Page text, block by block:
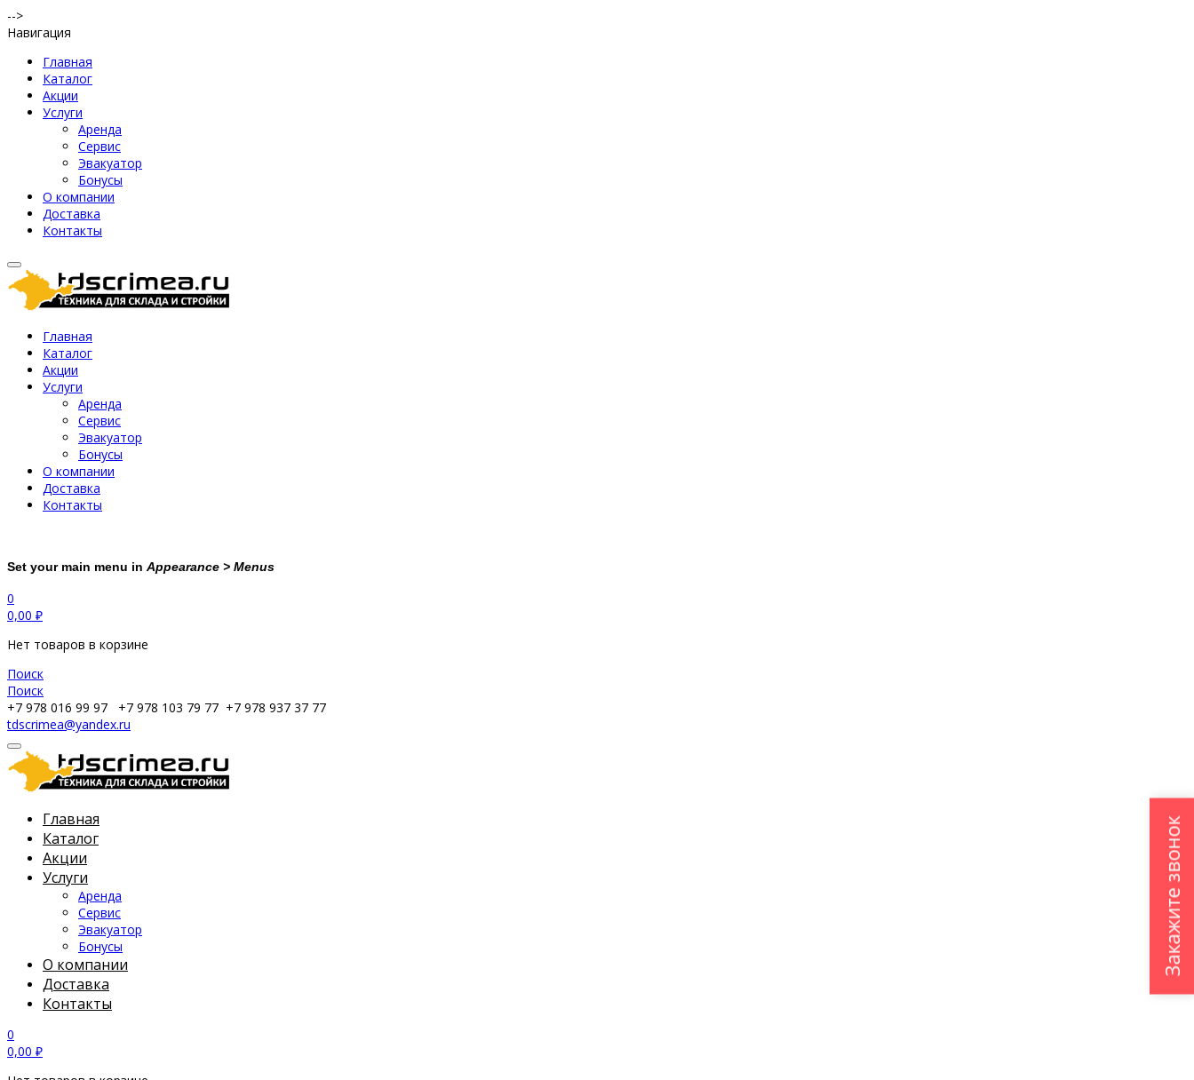
-->
Навигация
Главная
Каталог
Акции
Услуги
Аренда
Сервис
Эвакуатор
Бонусы
О компании
Доставка
Контакты
Главная
Каталог
Акции
Услуги
Аренда
Сервис
Эвакуатор
Бонусы
О компании
Доставка
Контакты
Set your main menu in Appearance > Menus
0
0,00 ₽
Нет товаров в корзине
Поиск
Поиск
+7 978 016 99 97
+7 978 103 79 77 +7 978 937 37 77
tdscrimea@yandex.ru
Главная
Каталог
Акции
Услуги
Аренда
Сервис
Эвакуатор
Бонусы
О компании
Доставка
Контакты
0
0,00 ₽
Закажите звонок